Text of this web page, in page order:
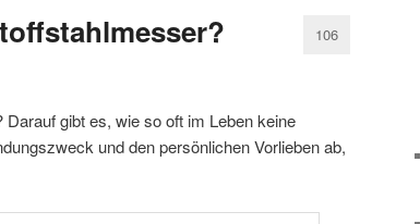
106
gibt es, wie so oft im Leben keine
und den persönlichen Vorlieben ab,